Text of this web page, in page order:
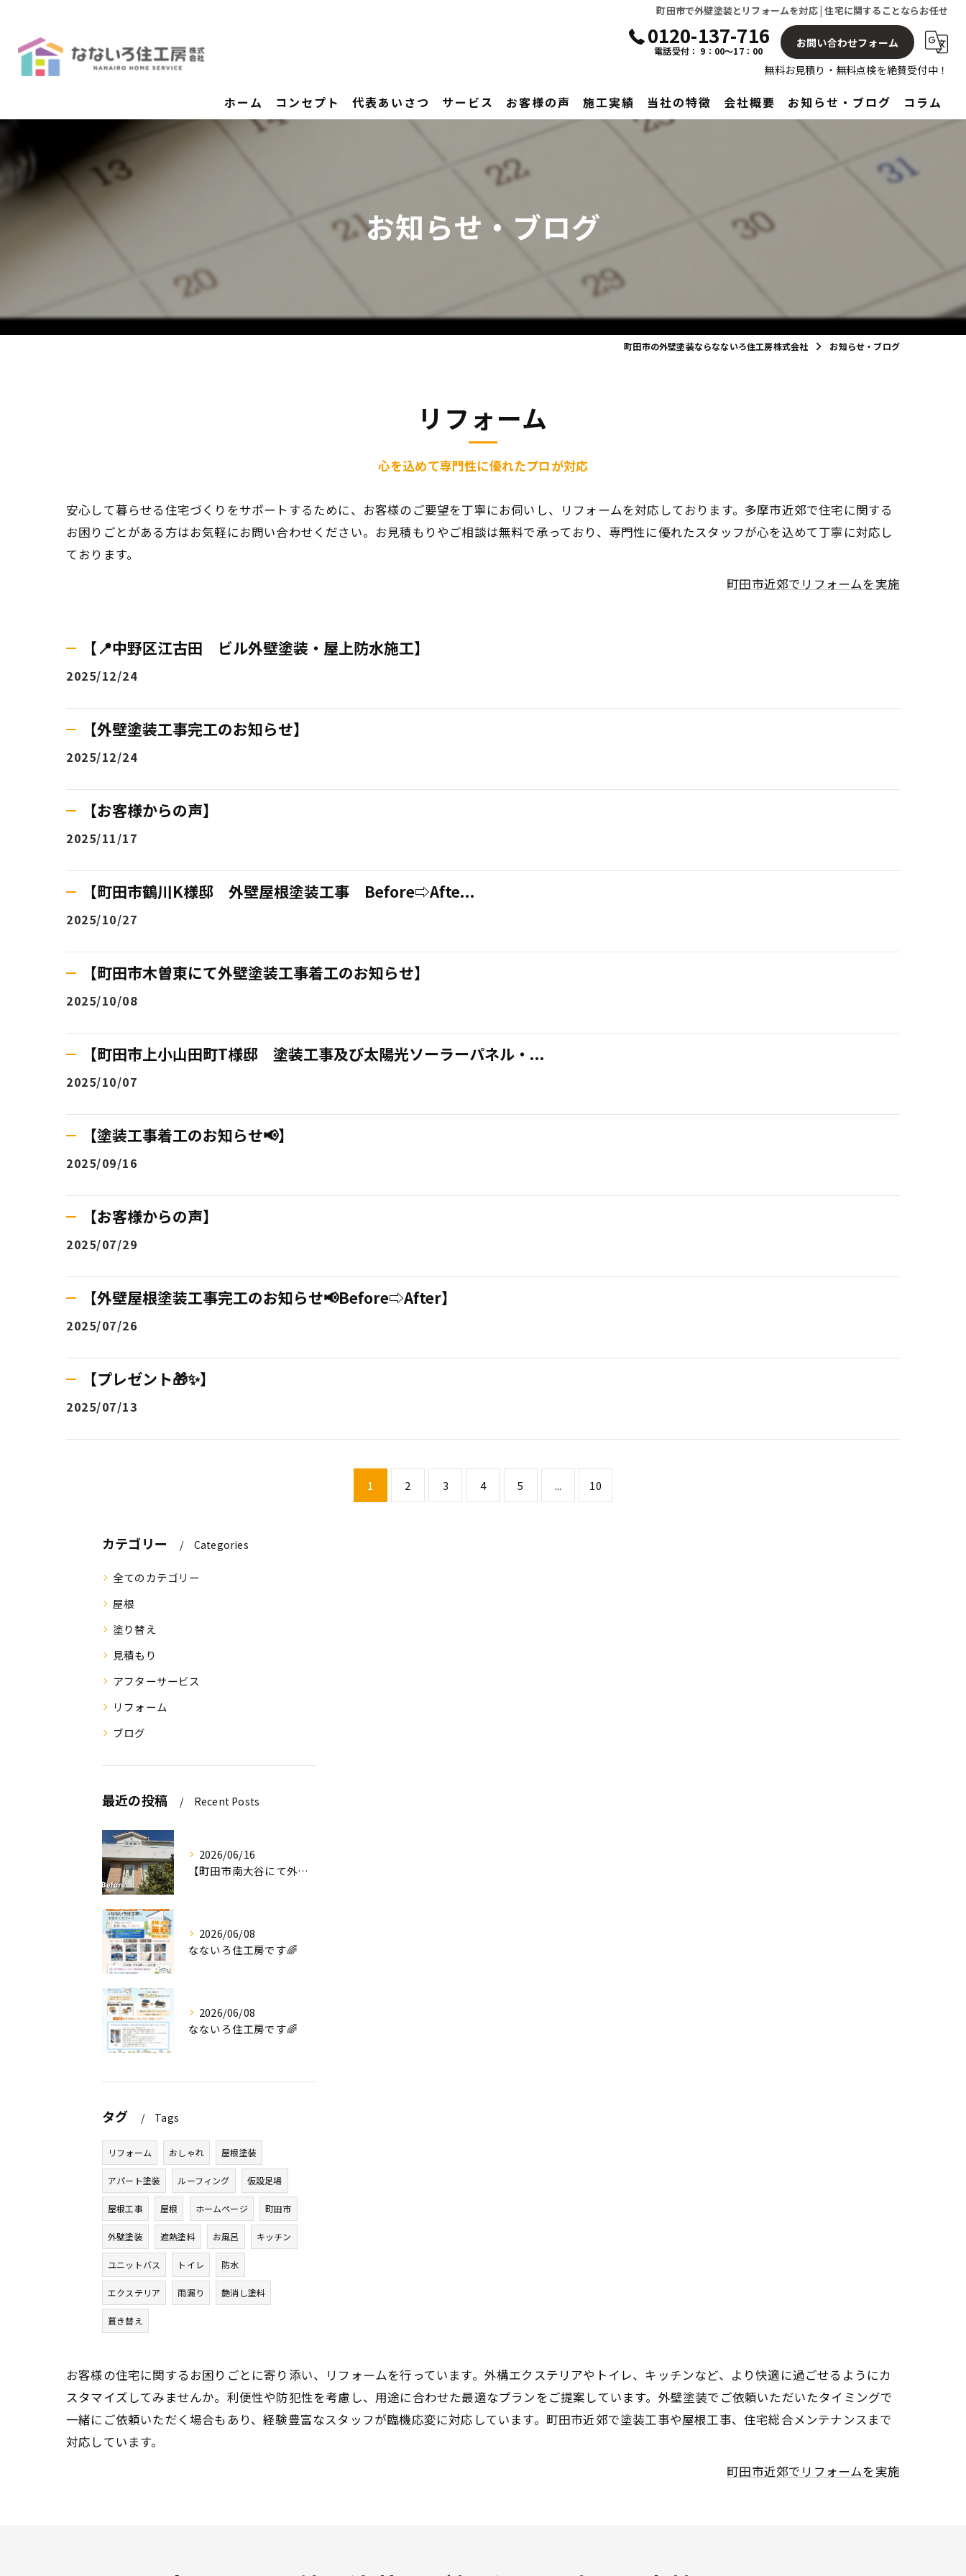
町田市で外壁塗装とリフォームを対応 | 住宅に関することならお任せ
0120-137-716
電話受付： 9：00～17：00
お問い合わせフォーム
無料お見積り・無料点検を絶賛受付中！
ホーム コンセプト 代表あいさつ サービス お客様の声 施工実績 当社の特徴 会社概要 お知らせ・ブログ コラム
お知らせ・ブログ
町田市の外壁塗装ならなないろ住工房株式会社 お知らせ・ブログ
リフォーム
心を込めて専門性に優れたプロが対応
安心して暮らせる住宅づくりをサポートするために、お客様のご要望を丁寧にお伺いし、リフォームを対応しております。多摩市近郊で住宅に関する
お困りごとがある方はお気軽にお問い合わせください。お見積もりやご相談は無料で承っており、専門性に優れたスタッフが心を込めて丁寧に対応し
ております。
町田市近郊でリフォームを実施
【📍中野区江古田 ビル外壁塗装・屋上防水施工】
2025/12/24
【外壁塗装工事完工のお知らせ】
2025/12/24
【お客様からの声】
2025/11/17
【町田市鶴川K様邸 外壁屋根塗装工事 Before⇨Afte...
2025/10/27
【町田市木曽東にて外壁塗装工事着工のお知らせ】
2025/10/08
【町田市上小山田町T様邸 塗装工事及び太陽光ソーラーパネル・...
2025/10/07
【塗装工事着工のお知らせ📢】
2025/09/16
【お客様からの声】
2025/07/29
【外壁屋根塗装工事完工のお知らせ📢Before⇨After】
2025/07/26
【プレゼント🎁✨】
2025/07/13
1 2 3 4 5 ... 10
カテゴリー Categories
全てのカテゴリー
屋根
塗り替え
見積もり
アフターサービス
リフォーム
ブログ
最近の投稿 Recent Posts
2026/06/16
【町田市南大谷にて外壁塗装工事完工のお知らせ】
2026/06/08
なないろ住工房です🌈
2026/06/08
なないろ住工房です🌈
タグ Tags
リフォーム おしゃれ 屋根塗装
アパート塗装 ルーフィング 仮設足場
屋根工事 屋根 ホームページ 町田市
外壁塗装 遮熱塗料 お風呂 キッチン
ユニットバス トイレ 防水
エクステリア 雨漏り 艶消し塗料
葺き替え
お客様の住宅に関するお困りごとに寄り添い、リフォームを行っています。外構エクステリアやトイレ、キッチンなど、より快適に過ごせるようにカ
スタマイズしてみませんか。利便性や防犯性を考慮し、用途に合わせた最適なプランをご提案しています。外壁塗装でご依頼いただいたタイミングで
一緒にご依頼いただく場合もあり、経験豊富なスタッフが臨機応変に対応しています。町田市近郊で塗装工事や屋根工事、住宅総合メンテナンスまで
対応しています。
町田市近郊でリフォームを実施